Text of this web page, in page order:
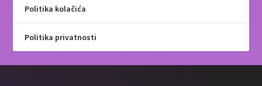
Politika kolačića
Politika privatnosti